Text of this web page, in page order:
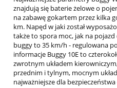
znajdują się baterie żelowe o
na zabawę gokartem przez kilka
km. Napęd w jaki został
także to spora moc, jak na
buggy to 35 km/h - regulowana
informacje Buggy 10E to
zwrotnym układem
przednim i tylnym, mocnym
najważniejsze dla